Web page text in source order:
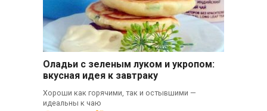
Оладьи с зеленым луком и укропом:
вкусная идея к завтраку
Хороши как горячими, так и остывшими —
идеальны к чаю